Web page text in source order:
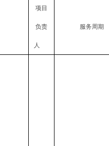
项目
负责
人
服务周期